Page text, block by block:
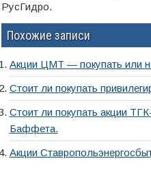
РусГидро.
Похожие записи
Акции ЦМТ — покупать или
Стоит ли покупать
Стоит ли покупать акции
Баффета.
Акции